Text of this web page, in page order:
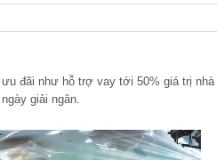
đãi như hỗ trợ vay tới 50% giá trị
giải ngân.